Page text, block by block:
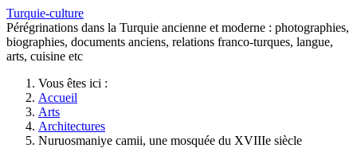
Turquie-culture
Pérégrinations dans la Turquie ancienne et moderne : photographies,
biographies, documents anciens, relations franco-turques, langue,
arts, cuisine etc
Vous êtes ici :
Accueil
Arts
Architectures
Nuruosmaniye camii, une mosquée du XVIIIe siècle